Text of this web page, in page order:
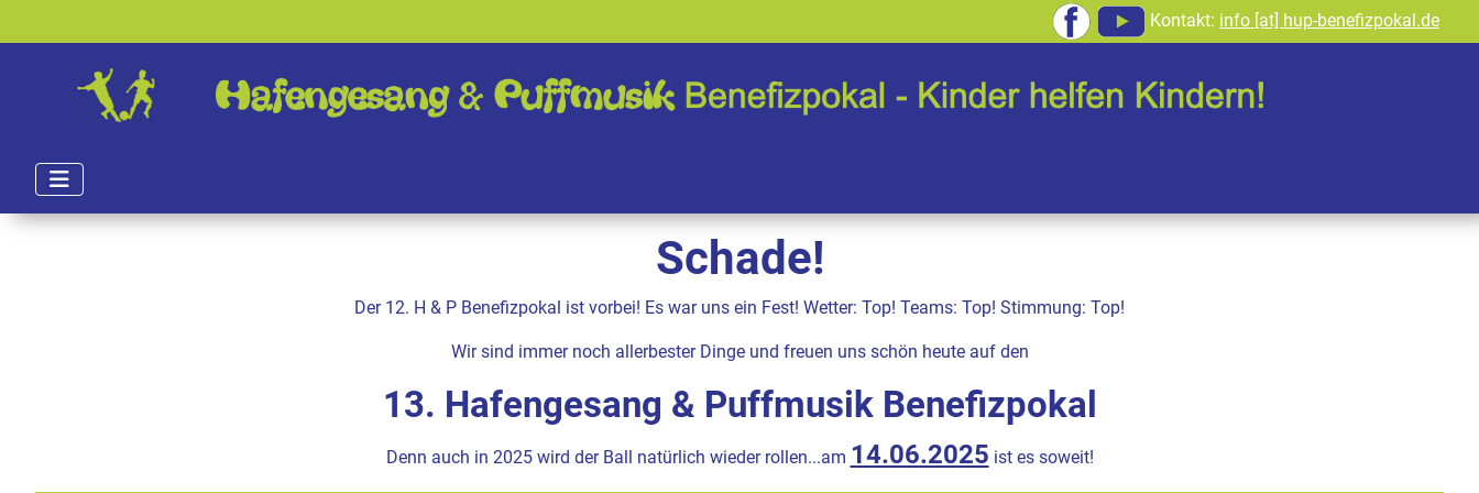
Kontakt: info [at] hup-benefizpokal.de
Schade!
Der 12. H & P Benefizpokal ist vorbei! Es war uns ein Fest! Wetter: Top! Teams: Top! Stimmung: Top!
Wir sind immer noch allerbester Dinge und freuen uns schön heute auf den
13. Hafengesang & Puffmusik Benefizpokal
Denn auch in 2025 wird der Ball natürlich wieder rollen...am 14.06.2025 ist es soweit!